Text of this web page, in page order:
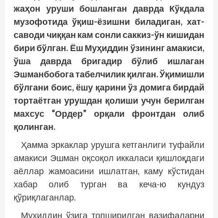
жаҳон уруши бошланган даврда Кўкдала
музофотида ўқиш-ёзишни биладиган, хат-
саводи чиққан кам сонли саккиз-ўн кишидан
бири бўлган. Ёш Муҳиддин ўзининг амакиси,
ўша даврда бригадир бўлиб ишлаган
Эшманбобога табелчилик қилган. Ўқимиш­ли
бўлгани боис, ёшу қарини ўз домига бирдай
тортаётган урушдан қолиши учун берилган
махсус “Ордер” орқали фронтдан олиб
қолинган.
Ҳамма эркаклар урушга кетганлиги туфайли
амакиси Эшман оқсоқол иккаласи қишлоқдаги
аёллар жамоасини ишлатган, каму кўстидан
хабар олиб турган ва кеча-ю кундуз
қўриқлаганлар.
Муҳиддин ўзига топширилган вазифаларни